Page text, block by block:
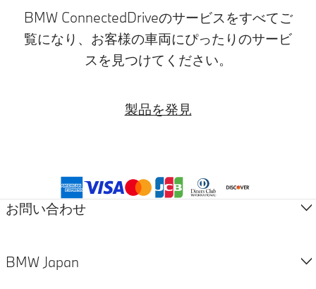
BMW ConnectedDriveのサービスをすべてご
覧になり、お客様の車両にぴったりのサービ
スを見つけてください。
製品を発見
お支払方法